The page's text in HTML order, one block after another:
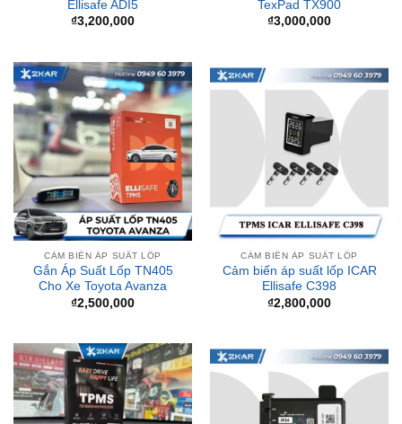
CẢM BIẾN ÁP SUẤT LỐP
Gắn Áp Suất Lốp TN405
Cho Xe Toyota Avanza
₫2,500,000
CẢM BIẾN ÁP SUẤT LỐP
Cảm biến áp suất lốp ICAR
Ellisafe C398
₫2,800,000